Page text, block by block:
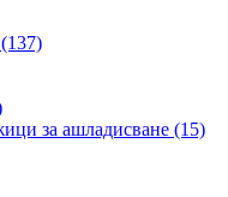
(137)
за ашладисване (15)